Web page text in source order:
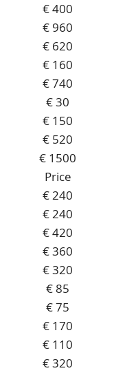
€ 400
€ 960
€ 620
€ 160
€ 740
€ 30
€ 150
€ 520
€ 1500
Price
€ 240
€ 240
€ 420
€ 360
€ 320
€ 85
€ 75
€ 170
€ 110
€ 320